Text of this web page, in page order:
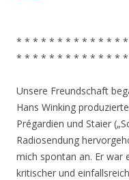
* * * * * * * * * * * * *
* * * * * * * * * * * * *
Unsere Freundschaft
Hans Winking
Prégardien und Staier
Radiosendung
mich spontan an. Er war
kritischer und